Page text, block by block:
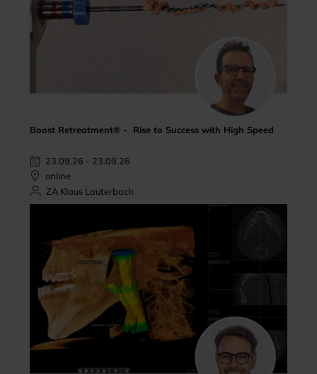
Boost Retreatment® - Rise to Success with High Speed
23.09.26 - 23.09.26
online
ZA Klaus Lauterbach